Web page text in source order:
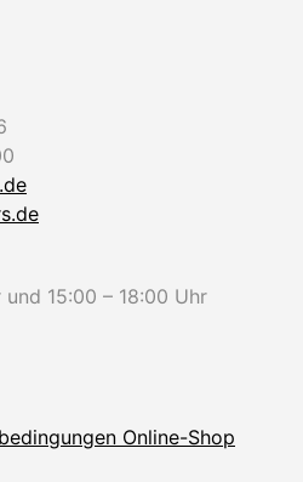
und 15:00 – 18:00 Uhr
Online-Shop